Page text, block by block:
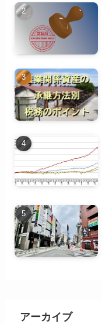
アーカイブ